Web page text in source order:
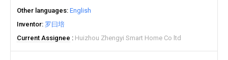
Other languages English
Inventor 罗曰培
Current Assignee
Huizhou Zhengyi Smart Home Co ltd